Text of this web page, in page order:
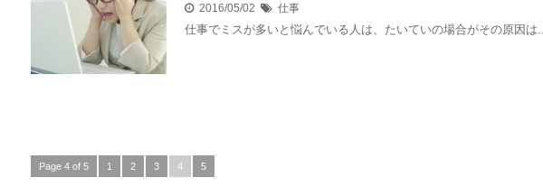
2016/05/02 仕事
仕事でミスが多いと悩んでいる人は、たいていの場合がその原因は...
Page 4 of 5 1 2 3 4 5